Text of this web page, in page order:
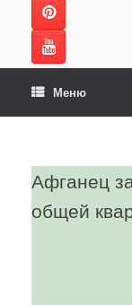
Меню
Афганец
общей